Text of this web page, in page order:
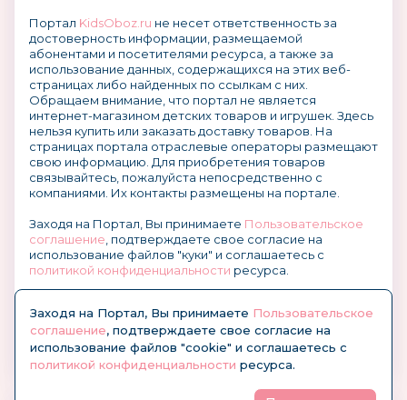
Портал KidsOboz.ru не несет ответственность за
достоверность информации, размещаемой
абонентами и посетителями ресурса, а также за
использование данных, содержащихся на этих веб-
страницах либо найденных по ссылкам с них.
Обращаем внимание, что портал не является
интернет-магазином детских товаров и игрушек. Здесь
нельзя купить или заказать доставку товаров. На
страницах портала отраслевые операторы размещают
свою информацию. Для приобретения товаров
связывайтесь, пожалуйста непосредственно с
компаниями. Их контакты размещены на портале.
Заходя на Портал, Вы принимаете Пользовательское
соглашение , подтверждаете свое согласие на
использование файлов "куки" и соглашаетесь с
политикой конфиденциальности ресурса.
Заходя на Портал, Вы принимаете Пользовательское
соглашение, подтверждаете свое согласие на
использование файлов "cookie" и соглашаетесь с
политикой конфиденциальности ресурса.